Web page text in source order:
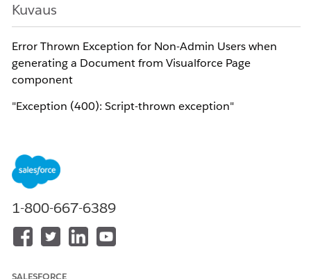
Kuvaus
Error Thrown Exception for Non-Admin Users when
generating a Document from Visualforce Page
component
"Exception (400): Script-thrown exception"
Adding "vlocity ins.Card Framework Configuration"
Knowledge-artikkelin numero
1-800-667-6389
SALESFORCE